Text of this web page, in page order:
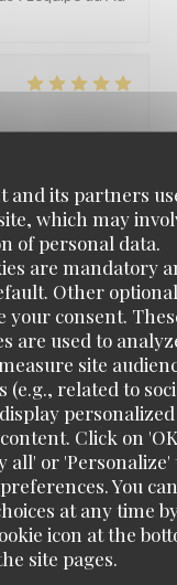
and its partners
which may
of personal data.
are mandatory
Other
your consent.
are used to
site
(e.g., related to
personalized
Click on
all' or 'Personalize'
You
at any time
icon at the
site pages.
review
Savoir que
fait vraiment
sur la cuisine
progresser. À
de Cochon
: 4/5 VALUE:
historia y
siempre.